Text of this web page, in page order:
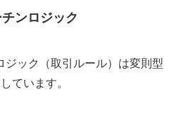
ンロジック
ジック（取引ルール）は変則型
ています。